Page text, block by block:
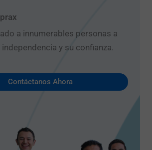
a innumerables personas a
y su confianza.
Contáctanos Ahora